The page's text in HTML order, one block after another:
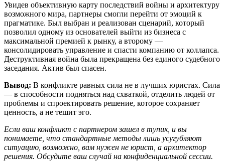
Увидев объективную карту последствий войны и архитектуру
возможного мира, партнеры смогли перейти от эмоций к
прагматике. Был выбран и реализован сценарий, который
позволил одному из основателей выйти из бизнеса с
максимальной премией к рынку, а второму —
консолидировать управление и спасти компанию от коллапса.
Деструктивная война была прекращена без единого судебного
заседания. Актив был спасен.
Вывод: В конфликте равных сила не в лучших юристах. Сила
— в способности подняться над схваткой, отделить людей от
проблемы и спроектировать решение, которое сохраняет
ценность, а не тешит эго.
Если ваш конфликт с партнером зашел в тупик, и вы
понимаете, что стандартные методы лишь усугубляют
ситуацию, возможно, вам нужен не юрист, а архитектор
решения. Обсудите ваш случай на конфиденциальной сессии.